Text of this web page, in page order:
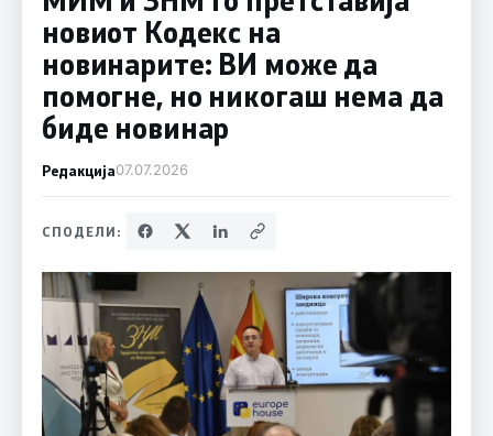
новиот Кодекс на
новинарите: ВИ може да
помогне, но никогаш нема да
биде новинар
Редакција07.07.2026
СПОДЕЛИ: